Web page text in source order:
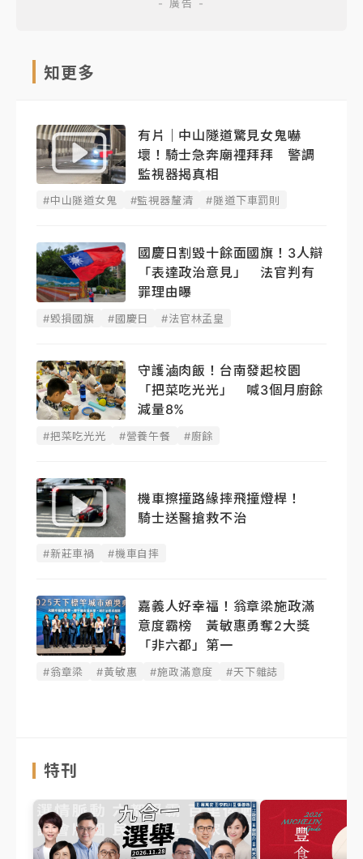
知更多
有片｜中山隧道驚見女鬼嚇
壞！騎士急奔廟裡拜拜 警調
監視器揭真相
#中山隧道女鬼 #監視器釐清 #隧道下車罰則
國慶日割毀十餘面國旗！3人辯
「表達政治意見」 法官判有
罪理由曝
#毀損國旗 #國慶日 #法官林孟皇
守護滷肉飯！台南發起校園
「把菜吃光光」 喊3個月廚餘
減量8%
#把菜吃光光 #營養午餐 #廚餘
機車擦撞路緣摔飛撞燈桿！
騎士送醫搶救不治
#新莊車禍 #機車自摔
嘉義人好幸福！翁章梁施政滿
意度霸榜 黃敏惠勇奪2大獎
「非六都」第一
#翁章梁 #黃敏惠 #施政滿意度 #天下雜誌
特刊